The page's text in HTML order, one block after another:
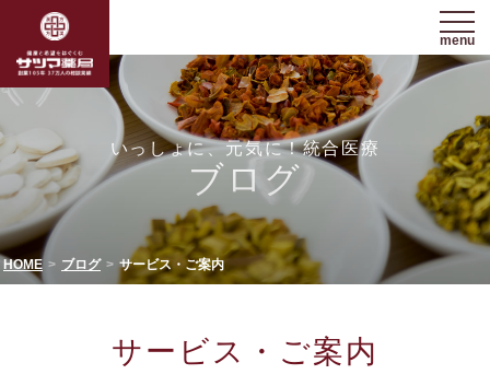
menu
いっしょに、元気に！統合医療
ブログ
HOME ブログ サービス・ご案内
サービス・ご案内